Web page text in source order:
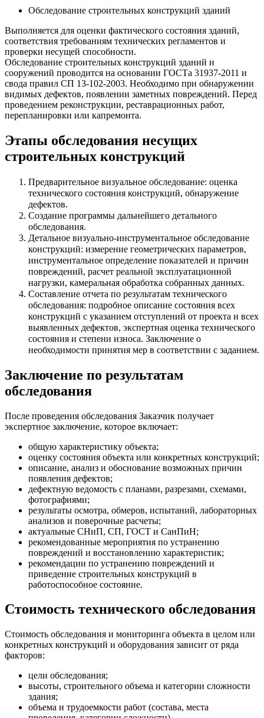
Обследование строительных конструкций зданий
Выполняется для оценки фактического состояния зданий,
соответствия требованиям технических регламентов и
проверки несущей способности.
Обследование строительных конструкций зданий и
сооружений проводится на основании ГОСТа 31937-2011 и
свода правил СП 13-102-2003. Необходимо при обнаружении
видимых дефектов, появлении заметных повреждений. Перед
проведением реконструкции, реставрационных работ,
перепланировки или капремонта.
Этапы обследования несущих
строительных конструкций
Предварительное визуальное обследование: оценка
технического состояния конструкций, обнаружение
дефектов.
Создание программы дальнейшего детального
обследования.
Детальное визуально-инструментальное обследование
конструкций: измерение геометрических параметров,
инструментальное определение показателей и причин
повреждений, расчет реальной эксплуатационной
нагрузки, камеральная обработка собранных данных.
Составление отчета по результатам технического
обследования: подробное описание состояния всех
конструкций с указанием отступлений от проекта и всех
выявленных дефектов, экспертная оценка технического
состояния и степени износа. Заключение о
необходимости принятия мер в соответствии с заданием.
Заключение по результатам
обследования
После проведения обследования Заказчик получает
экспертное заключение, которое включает:
общую характеристику объекта;
оценку состояния объекта или конкретных конструкций;
описание, анализ и обоснование возможных причин
появления дефектов;
дефектную ведомость с планами, разрезами, схемами,
фотографиями;
результаты осмотра, обмеров, испытаний, лабораторных
анализов и поверочные расчеты;
актуальные СНиП, СП, ГОСТ и СанПиН;
рекомендованные мероприятия по устранению
повреждений и восстановлению характеристик;
рекомендации по устранению повреждений и
приведение строительных конструкций в
работоспособное состояние.
Стоимость технического обследования
Стоимость обследования и мониторинга объекта в целом или
конкретных конструкций и оборудования зависит от ряда
факторов:
цели обследования;
высоты, строительного объема и категории сложности
здания;
объема и трудоемкости работ (состава, места